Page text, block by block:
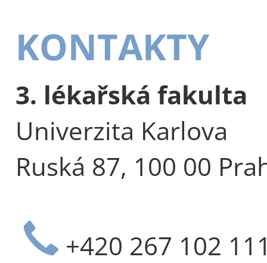
KONTAKTY
3. lékařská fakulta
Univerzita Karlova
Ruská 87, 100 00
+420 267 102